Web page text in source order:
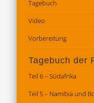
Tagebuch
Video
Vorbereitung
Tagebuch der
Teil 6 – Südafrika
Teil 5 – Namibia und